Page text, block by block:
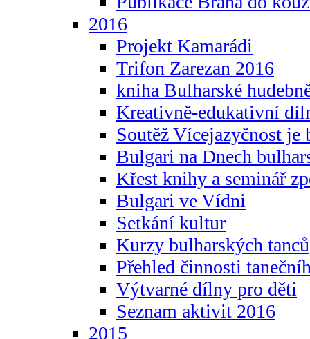
2016
Projekt Kamarádi
Trifon Zarezan 2016
kniha Bulharské
Kreativně-edukativní
Soutěž Vícejazyčnost je
Bulgari na Dnech
Křest knihy a seminář
Bulgari ve Vídni
Setkání kultur
Kurzy bulharských tanců
Přehled činnosti
Výtvarné dílny pro děti
Seznam aktivit 2016
2015